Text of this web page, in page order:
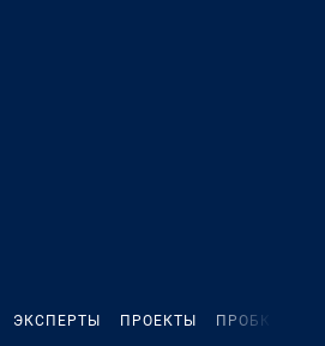
ЭКСПЕРТЫ ПРОЕКТЫ ПРОБКИ